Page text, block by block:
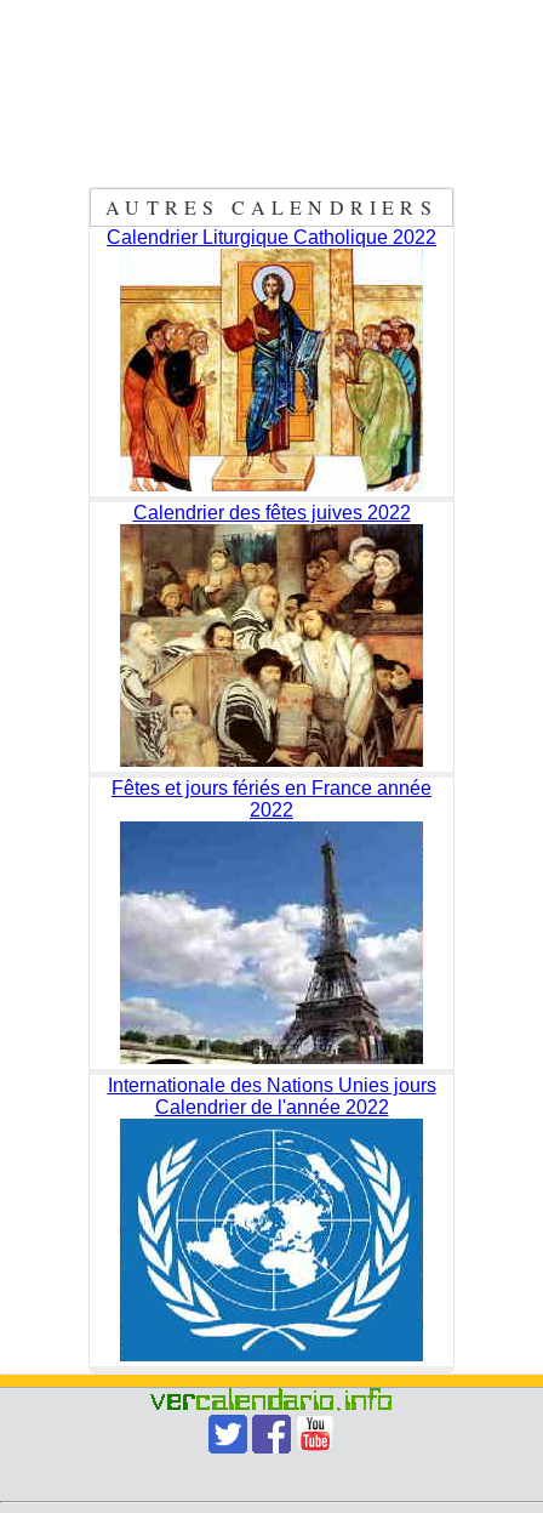
AUTRES CALENDRIERS
Calendrier Liturgique Catholique 2022
Calendrier des fêtes juives 2022
Fêtes et jours fériés en France année
2022
Internationale des Nations Unies jours
Calendrier de l'année 2022